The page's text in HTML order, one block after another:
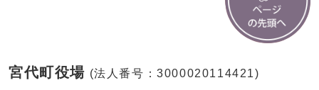
宮代町役場 (法人番号：3000020114421)